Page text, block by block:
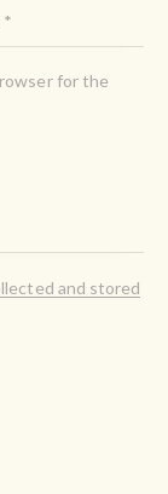
for the
and stored